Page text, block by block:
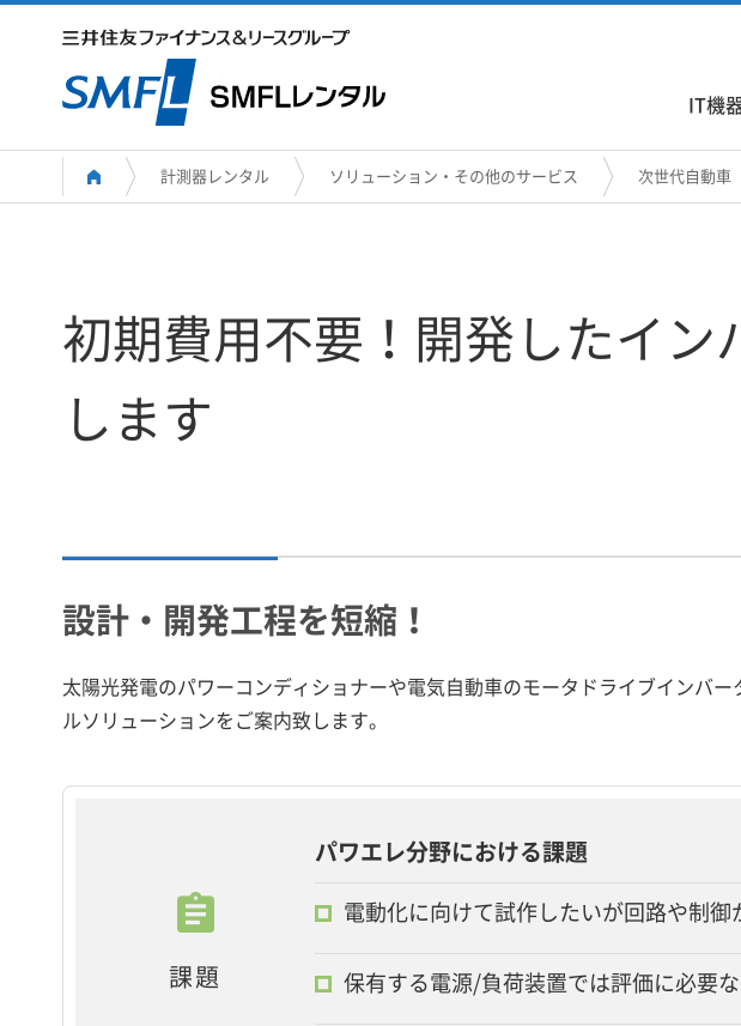
IT機
計測器レンタル ソリューション・その他のサービス 次世代自動車
初期費用不要！開発したイ
します
設計・開発工程を短縮！
太陽光発電のパワーコンディショナーや電気自動車のモータドライブインバ
ルソリューションをご案内致します。
課題
パワエレ分野における課題
電動化に向けて試作したいが回路や制
保有する電源/負荷装置では評価に必要